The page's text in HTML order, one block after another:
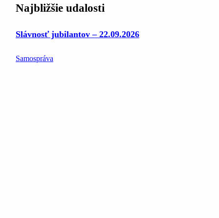
Najbližšie udalosti
Slávnosť jubilantov – 22.09.2026
Samospráva